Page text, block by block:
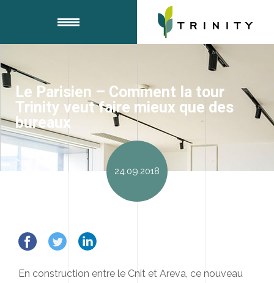
Le Parisien – Comment la tour
Trinity veut faire mieux que des
bureaux
24.09.2018
En construction entre le Cnit et Areva, ce nouveau